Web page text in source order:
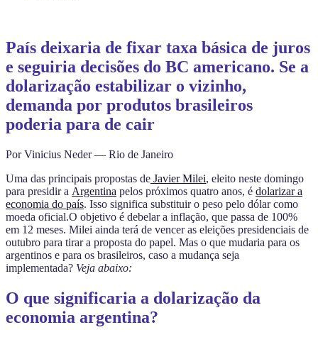
País deixaria de fixar taxa básica de juros
e seguiria decisões do BC americano. Se a
dolarização estabilizar o vizinho,
demanda por produtos brasileiros
poderia para de cair
Por Vinicius Neder — Rio de Janeiro
Uma das principais propostas de Javier Milei, eleito neste domingo
para presidir a Argentina pelos próximos quatro anos, é dolarizar a
economia do país. Isso significa substituir o peso pelo dólar como
moeda oficial.O objetivo é debelar a inflação, que passa de 100%
em 12 meses. Milei ainda terá de vencer as eleições presidenciais de
outubro para tirar a proposta do papel. Mas o que mudaria para os
argentinos e para os brasileiros, caso a mudança seja
implementada? Veja abaixo:
O que significaria a dolarização da
economia argentina?